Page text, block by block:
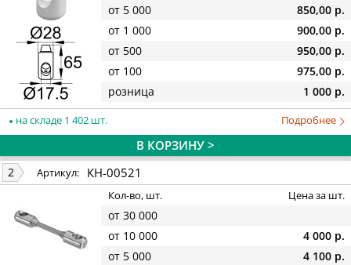
от 5 000
850,00 р.
от 1 000
900,00 р.
от 500
950,00 р.
от 100
975,00 р.
розница
1 000 р.
на складе 1 402 шт. Подробнее
В КОРЗИНУ >
2 Артикул: КН-00521
Кол-во, шт. Цена за шт.
от 30 000
от 10 000
4 000 р.
от 5 000
4 100 р.